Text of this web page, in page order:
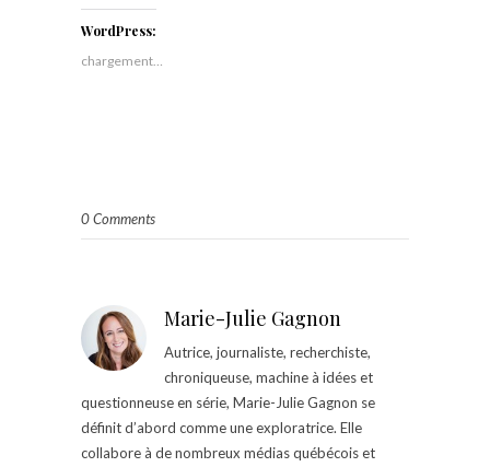
WordPress:
chargement…
0 Comments
Marie-Julie Gagnon
Autrice, journaliste, recherchiste,
chroniqueuse, machine à idées et
questionneuse en série, Marie-Julie Gagnon se
définit d’abord comme une exploratrice. Elle
collabore à de nombreux médias québécois et